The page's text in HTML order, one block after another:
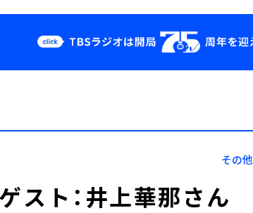
YouTube
その他
スト：井上華那さん